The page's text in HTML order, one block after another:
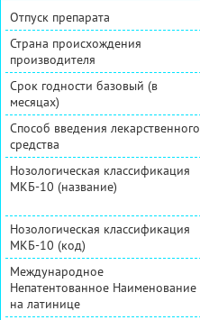
Отпуск препарата
Страна происхождения
производителя
Срок годности базовый (в
месяцах)
Способ введения лекарственного
средства
Нозологическая классификация
МКБ-10 (название)
Нозологическая классификация
МКБ-10 (код)
Международное
Непатентованное Наименование
на латинице